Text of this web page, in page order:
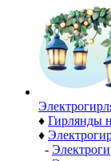
♦ Гирлянды
♦
-